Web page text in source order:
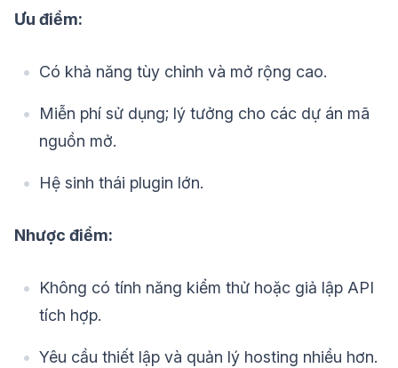
Ưu điểm:
Có khả năng tùy chỉnh và mở rộng cao.
Miễn phí sử dụng; lý tưởng cho các dự án mã
nguồn mở.
Hệ sinh thái plugin lớn.
Nhược điểm:
Không có tính năng kiểm thử hoặc giả lập API
tích hợp.
Yêu cầu thiết lập và quản lý hosting nhiều hơn.